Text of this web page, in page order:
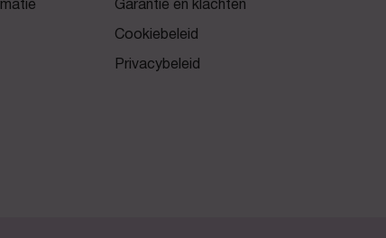
Garantie en klachten
Cookiebeleid
Privacybeleid